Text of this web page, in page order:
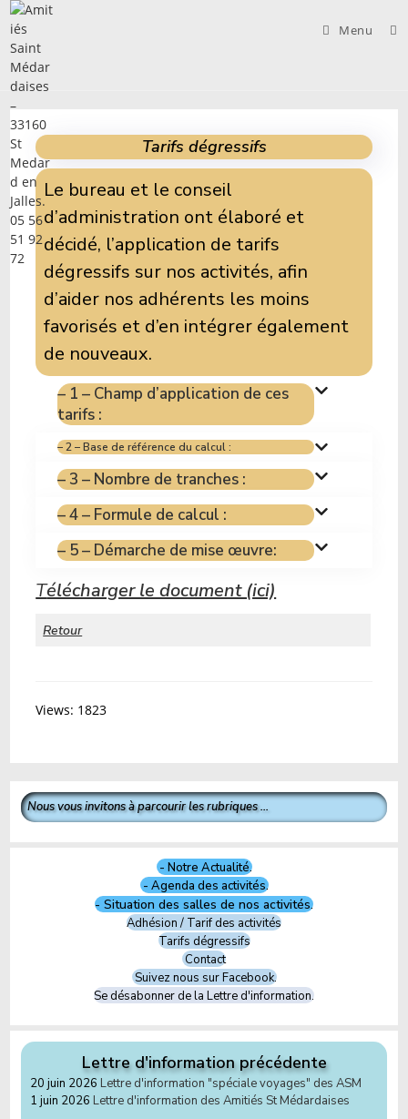
Skip
content
Menu
Tarifs dégressifs
Le bureau et le conseil
d’administration ont élaboré et
décidé, l’application de tarifs
dégressifs sur nos activités, afin
d’aider nos adhérents les moins
favorisés et d’en intégrer également
de nouveaux.
– 1 – Champ d’application de ces
tarifs :
– 2 – Base de référence du calcul :
– 3 – Nombre de tranches :
– 4 – Formule de calcul :
– 5 – Démarche de mise œuvre:
Télécharger le document (ici)
Retour
Views: 1823
Nous vous invitons à parcourir les rubriques ...
- Notre Actualité.
- Agenda des activités.
- Situation des salles de nos activités.
Adhésion / Tarif des activités
Tarifs dégressifs
Contact
Suivez nous sur Facebook.
Se désabonner de la Lettre d'information.
Lettre d'information précédente
20 juin 2026 Lettre d'information "spéciale voyages" des ASM
1 juin 2026 Lettre d'information des Amitiés St Médardaises